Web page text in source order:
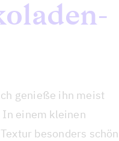
genieße ihn meist
einem kleinen
besonders schön